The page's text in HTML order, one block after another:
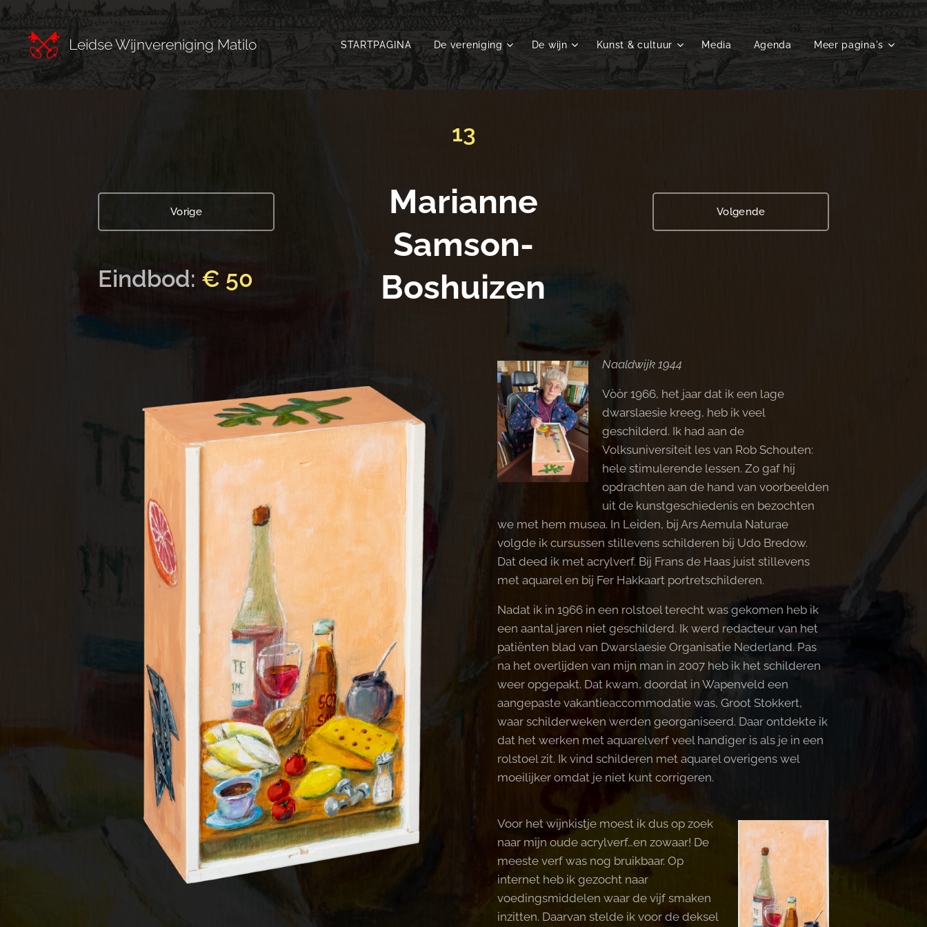
Leidse Wijnvereniging Matilo STARTPAGINA De vereniging De wijn Kunst & cultuur Media Agenda Meer pagina's
13
Vorige
Eindbod: € 50
Marianne
Samson-
Boshuizen
Volgende
Naaldwijk 1944
Vòòr 1966, het jaar dat ik een lage
dwarslaesie kreeg, heb ik veel
geschilderd. Ik had aan de
Volksuniversiteit les van Rob Schouten:
hele stimulerende lessen. Zo gaf hij
opdrachten aan de hand van voorbeelden
uit de kunstgeschiedenis en bezochten
we met hem musea. In Leiden, bij Ars Aemula Naturae
volgde ik cursussen stillevens schilderen bij Udo Bredow.
Dat deed ik met acrylverf. Bij Frans de Haas juist stillevens
met aquarel en bij Fer Hakkaart portretschilderen.
Nadat ik in 1966 in een rolstoel terecht was gekomen heb ik
een aantal jaren niet geschilderd. Ik werd redacteur van het
patiënten blad van Dwarslaesie Organisatie Nederland. Pas
na het overlijden van mijn man in 2007 heb ik het schilderen
weer opgepakt. Dat kwam, doordat in Wapenveld een
aangepaste vakantieaccommodatie was, Groot Stokkert,
waar schilderweken werden georganiseerd. Daar ontdekte ik
dat het werken met aquarelverf veel handiger is als je in een
rolstoel zit. Ik vind schilderen met aquarel overigens wel
moeilijker omdat je niet kunt corrigeren.
Voor het wijnkistje moest ik dus op zoek
naar mijn oude acrylverf…en zowaar! De
meeste verf was nog bruikbaar. Op
internet heb ik gezocht naar
voedingsmiddelen waar de vijf smaken
inzitten. Daarvan stelde ik voor de deksel